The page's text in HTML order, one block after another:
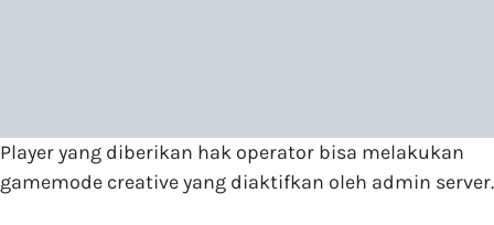
Player yang diberikan hak operator bisa melakukan
gamemode creative yang diaktifkan oleh admin server.